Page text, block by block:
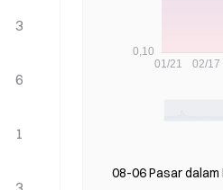
3
6
1
08-06 Pasar